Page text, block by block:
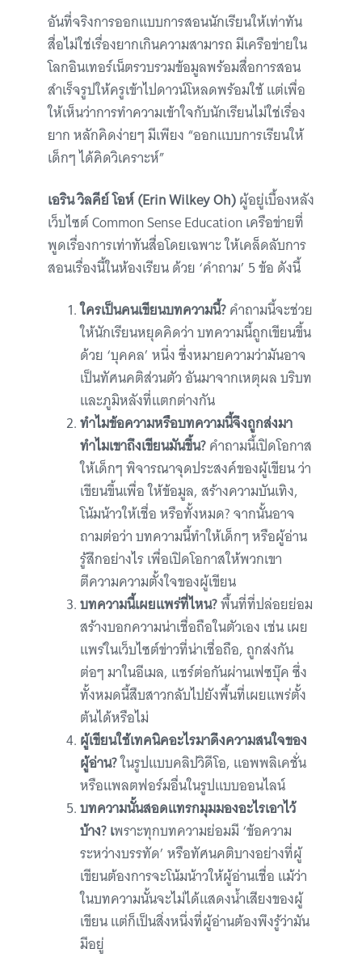
อันที่จริงการออกแบบการสอนนักเรียนให้เท่าทัน
สื่อไม่ใช่เรื่องยากเกินความสามารถ มีเครือข่ายใน
โลกอินเทอร์เน็ตรวบรวมข้อมูลพร้อมสื่อการสอน
สำเร็จรูปให้ครูเข้าไปดาวน์โหลดพร้อมใช้ แต่เพื่อ
ให้เห็นว่าการทำความเข้าใจกับนักเรียนไม่ใช่เรื่อง
ยาก หลักคิดง่ายๆ มีเพียง “ออกแบบการเรียนให้
เด็กๆ ได้คิดวิเคราะห์”
เอริน วิลคีย์ โอห์ (Erin Wilkey Oh)ผู้อยู่เบื้องหลัง
เว็บไซต์ Common Sense Education เครือข่ายที่
พูดเรื่องการเท่าทันสื่อโดยเฉพาะ ให้เคล็ดลับการ
สอนเรื่องนี้ในห้องเรียน ด้วย ‘คำถาม’ 5 ข้อ ดังนี้
ใครเป็นคนเขียนบทความนี้?คำถามนี้จะช่วย
ให้นักเรียนหยุดคิดว่า บทความนี้ถูกเขียนขึ้น
ด้วย ‘บุคคล’ หนึ่ง ซึ่งหมายความว่ามันอาจ
เป็นทัศนคติส่วนตัว อันมาจากเหตุผล บริบท
และภูมิหลังที่แตกต่างกัน
ทำไมข้อความหรือบทความนี้จึงถูกส่งมา
ทำไมเขาถึงเขียนมันขึ้น?คำถามนี้เปิดโอกาส
ให้เด็กๆ พิจารณาจุดประสงค์ของผู้เขียน ว่า
เขียนขึ้นเพื่อ ให้ข้อมูล, สร้างความบันเทิง,
โน้มน้าวให้เชื่อ หรือทั้งหมด? จากนั้นอาจ
ถามต่อว่า บทความนี้ทำให้เด็กๆ หรือผู้อ่าน
รู้สึกอย่างไร เพื่อเปิดโอกาสให้พวกเขา
ตีความความตั้งใจของผู้เขียน
บทความนี้เผยแพร่ที่ไหน?พื้นที่ที่ปล่อยย่อม
สร้างบอกความน่าเชื่อถือในตัวเอง เช่น เผย
แพร่ในเว็บไซต์ข่าวที่น่าเชื่อถือ, ถูกส่งกัน
ต่อๆ มาในอีเมล, แชร์ต่อกันผ่านเฟซบุ๊ค ซึ่ง
ทั้งหมดนี้สืบสาวกลับไปยังพื้นที่เผยแพร่ตั้ง
ต้นได้หรือไม่
ผู้เขียนใช้เทคนิคอะไรมาดึงความสนใจของ
ผู้อ่าน?ในรูปแบบคลิปวิดีโอ, แอพพลิเคชั่น
หรือแพลตฟอร์มอื่นในรูปแบบออนไลน์
บทความนั้นสอดแทรกมุมมองอะไรเอาไว้
บ้าง? เพราะทุกบทความย่อมมี ‘ข้อความ
ระหว่างบรรทัด’ หรือทัศนคติบางอย่างที่ผู้
เขียนต้องการจะโน้มน้าวให้ผู้อ่านเชื่อ แม้ว่า
ในบทความนั้นจะไม่ได้แสดงน้ำเสียงของผู้
เขียน แต่ก็เป็นสิ่งหนึ่งที่ผู้อ่านต้องพึงรู้ว่ามัน
มีอยู่